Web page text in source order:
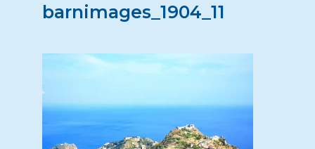
barnimages_1904_11